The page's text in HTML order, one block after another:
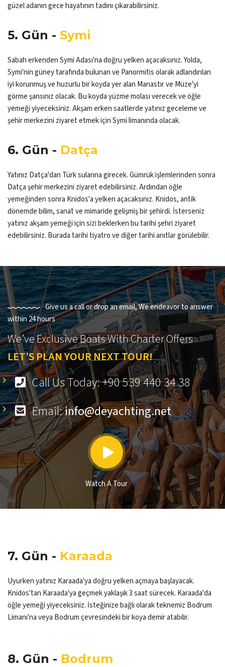
güzel adanın gece hayatının tadını çıkarabilirsiniz.
5. Gün - Symi
Sabah erkenden Symi Adası'na doğru yelken açacaksınız. Yolda,
Symi'nin güney tarafında bulunan ve Panormitis olarak adlandırılan
iyi korunmuş ve huzurlu bir koyda yer alan Manastır ve Müze'yi
görme şansınız olacak. Bu koyda yüzme molası verecek ve öğle
yemeği yiyeceksiniz. Akşam erken saatlerde yatınız geceleme ve
şehir merkezini ziyaret etmek için Symi limanında olacak.
6. Gün - Datça
Yatınız Datça'dan Türk sularına girecek. Gümrük işlemlerinden sonra
Datça şehir merkezini ziyaret edebilirsiniz. Ardından öğle
yemeğinden sonra Knidos'a yelken açacaksınız. Knidos, antik
dönemde bilim, sanat ve mimaride gelişmiş bir şehirdi. İsterseniz
yatınız akşam yemeği için sizi beklerken bu tarihi şehri ziyaret
edebilirsiniz. Burada tarihi tiyatro ve diğer tarihi anıtlar görülebilir.
Give us a call or drop an email, We endeavor to answer
within 24 hours
We’ve Exclusive Boats With Charter Offers
LET’S PLAN YOUR NEXT TOUR!
Call Us Today: +90 539 440 34 38
Email:info@deyachting.net
Watch A Tour
7. Gün - Karaada
Uyurken yatınız Karaada'ya doğru yelken açmaya başlayacak.
Knidos'tan Karaada'ya geçmek yaklaşık 3 saat sürecek. Karaada'da
öğle yemeği yiyeceksiniz. İsteğinize bağlı olarak teknemiz Bodrum
Limanı'na veya Bodrum çevresindeki bir koya demir atabilir.
8. Gün - Bodrum